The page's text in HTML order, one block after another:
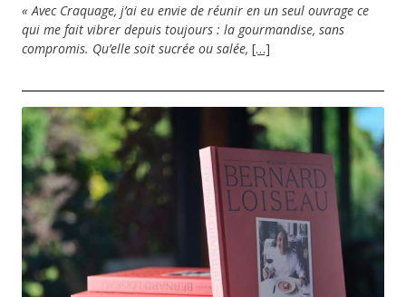
« Avec Craquage, j’ai eu envie de réunir en un seul ouvrage ce
qui me fait vibrer depuis toujours : la gourmandise, sans
compromis. Qu’elle soit sucrée ou salée, […]